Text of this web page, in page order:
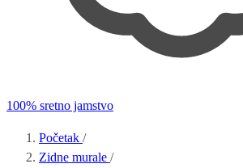
100% sretno jamstvo
Početak /
Zidne murale /